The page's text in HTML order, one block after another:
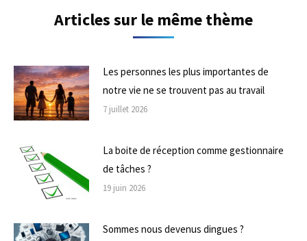
Articles sur le même thème
Les personnes les plus importantes de
notre vie ne se trouvent pas au travail
7 juillet 2026
La boite de réception comme gestionnaire
de tâches ?
19 juin 2026
Sommes nous devenus dingues ?